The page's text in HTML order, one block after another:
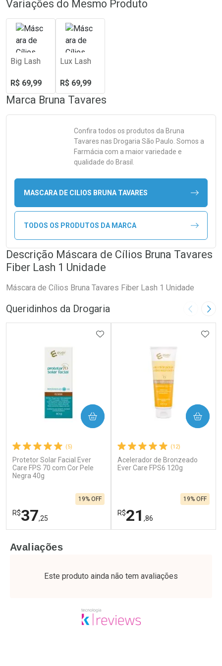
Variações do Mesmo Produto
Big Lash
R$ 69,99
Lux Lash
R$ 69,99
Marca Bruna Tavares
Confira todos os produtos da Bruna
Tavares nas Drogaria São Paulo. Somos a
Farmácia com a maior variedade e
qualidade do Brasil.
MASCARA DE CILIOS BRUNA TAVARES
TODOS OS PRODUTOS DA MARCA
Descrição Máscara de Cílios Bruna Tavares
Fiber Lash 1 Unidade
Máscara de Cílios Bruna Tavares Fiber Lash 1 Unidade
Queridinhos da Drogaria Imagem
(5)
Protetor Solar Facial Ever
Care FPS 70 com Cor Pele
Negra 40g
R$37,25
19% OFF
ADICIONAR AOS FAVORITOS
COMPRAR
Laboratório
Por Menos
(12)
Acelerador de Bronzeado
Ever Care FPS6 120g
R$21 ,86
19% OFF
COMPRAR
Laboratório
Por Menos
Avaliações
Este produto ainda não tem avaliações